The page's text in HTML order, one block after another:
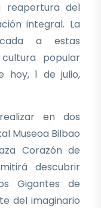
reapertura del
integral. La
a estas
popular
hoy, 1 de julio,
en dos
Museoa Bilbao
Corazón de
descubrir
Gigantes de
del imaginario